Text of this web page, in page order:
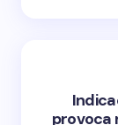
provoca